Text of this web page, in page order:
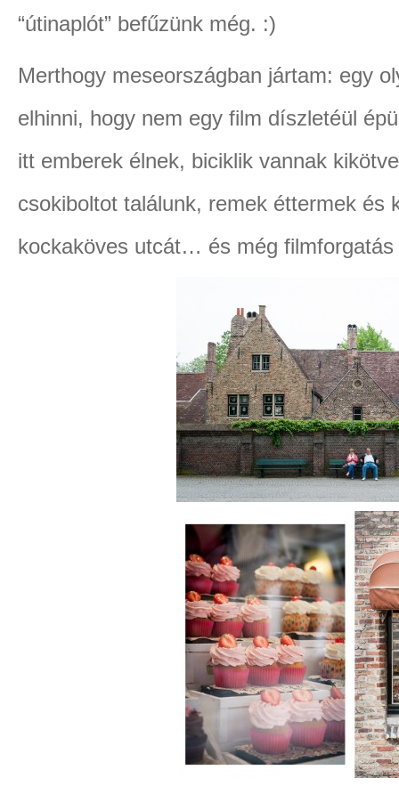
“útinaplót” befűzünk még. :)
Merthogy meseországban jártam: egy
elhinni, hogy nem egy film díszletéül
itt emberek élnek, biciklik vannak
csokiboltot találunk, remek éttermek és
kockaköves utcát… és még